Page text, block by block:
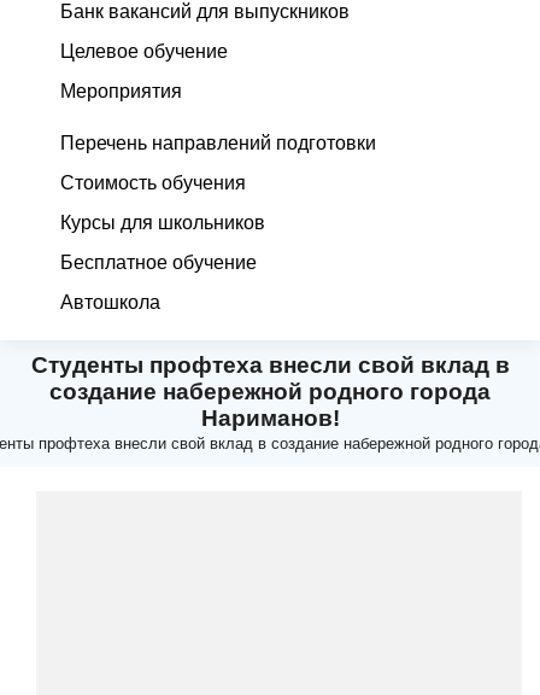
Банк вакансий для выпускников
Целевое обучение
Мероприятия
Перечень направлений подготовки
Стоимость обучения
Курсы для школьников
Бесплатное обучение
Автошкола
Студенты профтеха внесли свой вклад в
создание набережной родного города
Нариманов!
профтеха внесли свой вклад в создание набережной родного